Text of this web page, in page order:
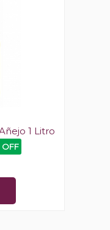
1 Litro
OFF